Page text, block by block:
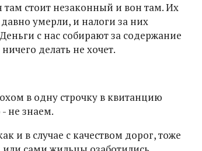
стоит незаконный и вон там. Их
умерли, и налоги за них
с нас собирают за содержание
делать не хочет.
в одну строчку в квитанцию
не знаем.
и в случае с качеством дорог, тоже